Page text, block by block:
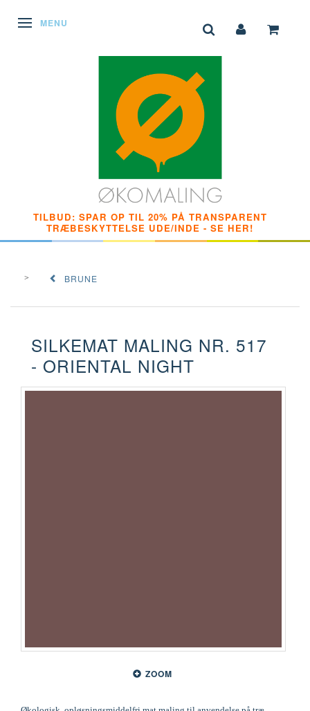
SKIFTE NAVIGATION
MENU
TILBUD: SPAR OP TIL 20% PÅ TRANSPARENT
TRÆBESKYTTELSE UDE/INDE - SE HER!
BRUNE
SILKEMAT MALING NR. 517
- ORIENTAL NIGHT
ZOOM